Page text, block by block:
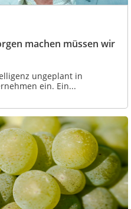
machen müssen wir
ungeplant in
ein. Ein...